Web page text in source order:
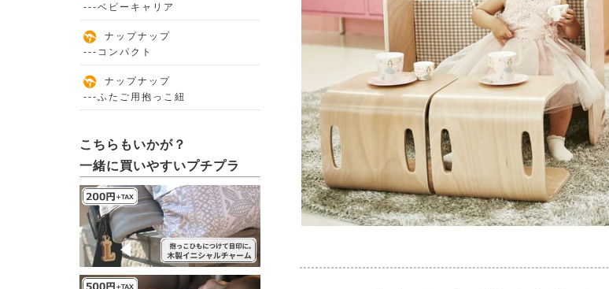
---ベビーキャリア
ナップナップ
---コンパクト
ナップナップ
---ふたご用抱っこ紐
こちらもいかが？
一緒に買いやすいプチプラ